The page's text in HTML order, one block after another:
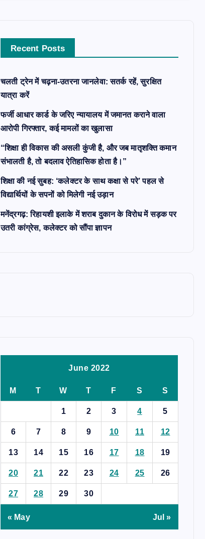
Recent Posts
चलती ट्रेन में चढ़ना-उतरना जानलेवा: सतर्क रहें, सुरक्षित
यात्रा करें
फर्जी आधार कार्ड के जरिए न्यायालय में जमानत कराने वाला
आरोपी गिरफ्तार, कई मामलों का खुलासा
“शिक्षा ही विकास की असली कुंजी है, और जब मातृशक्ति कमान
संभालती है, तो बदलाव ऐतिहासिक होता है।”
शिक्षा की नई सुबह: ‘कलेक्टर के साथ कक्षा से परे’ पहल से
विद्यार्थियों के सपनों को मिलेगी नई उड़ान
मनेंद्रगढ़: रिहायशी इलाके में शराब दुकान के विरोध में सड़क पर
उतरी कांग्रेस, कलेक्टर को सौंपा ज्ञापन
June 2022
M T W T F S S
1 2 3 4 5
6 7 8 9 10 11 12
13 14 15 16 17 18 19
20 21 22 23 24 25 26
27 28 29 30
« May Jul »